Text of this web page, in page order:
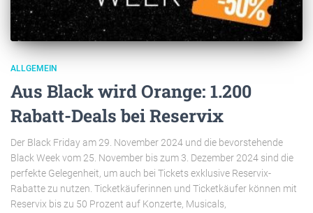
ALLGEMEIN
Aus Black wird Orange: 1.200
Rabatt-Deals bei Reservix
Der Black Friday am 29. November 2024 und die bevorstehende
Black Week vom 25. November bis zum 3. Dezember 2024 sind die
perfekte Gelegenheit, um auch bei Tickets exklusive Reservix-
Rabatte zu nutzen. Ticketkäuferinnen und Ticketkäufer können mit
Reservix bis zu 50 Prozent auf Konzerte, Musicals,